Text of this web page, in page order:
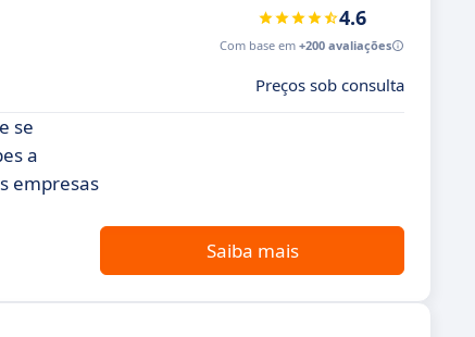
4.6
Com base em +200 avaliações
Preços sob consulta
se
a
empresas
Saiba mais